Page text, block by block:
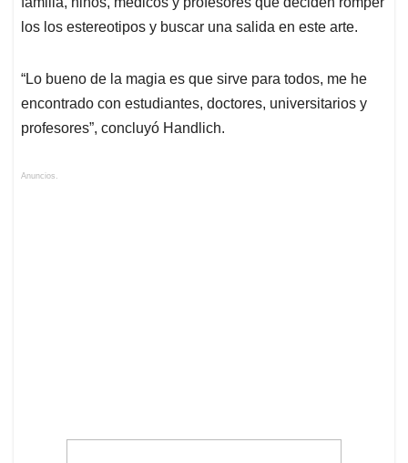
los los estereotipos y buscar una salida en este arte.
“Lo bueno de la magia es que sirve para todos, me he
encontrado con estudiantes, doctores, universitarios y
profesores”, concluyó Handlich.
Anuncios.